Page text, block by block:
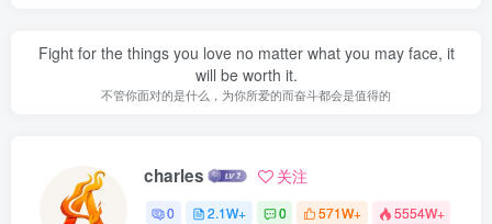
Fight for the things you love no matter what you may face, it
will be worth it.
不管你面对的是什么，为你所爱的而奋斗都会是值得的
charles 关注
0 2.1W+ 0 571W+ 5554W+